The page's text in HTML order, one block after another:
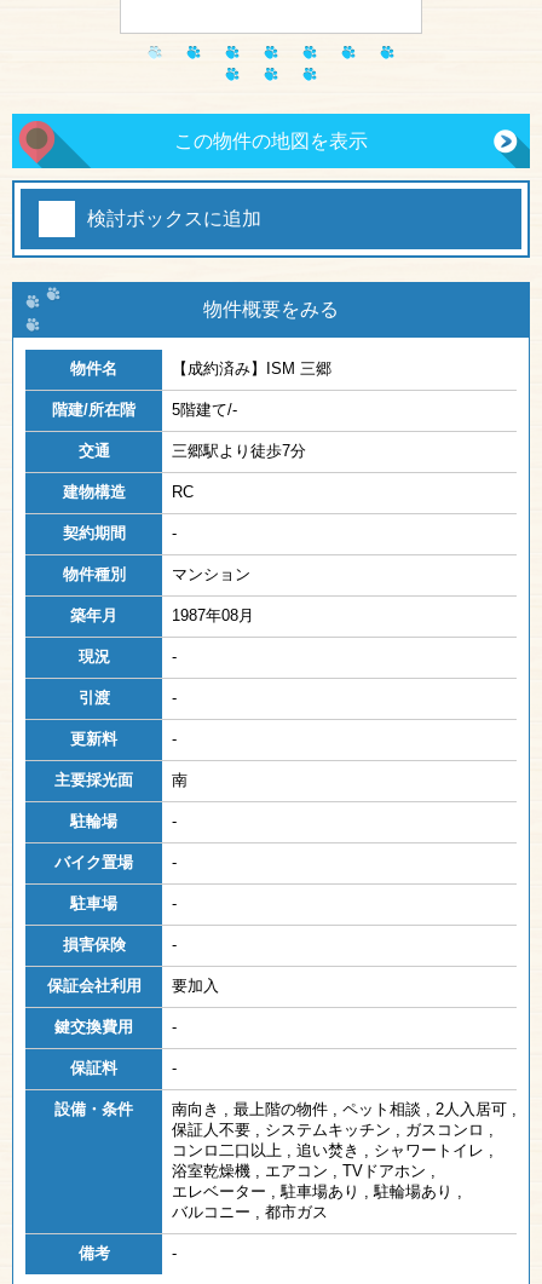
この物件の地図を表示
検討ボックスに追加
物件概要をみる
物件名 【成約済み】 ISM 三郷
階建/所在階 5階建て/-
交通 三郷駅より徒歩7分
建物構造 RC
契約期間 -
物件種別 マンション
築年月 1987年08月
現況 -
引渡 -
更新料 -
主要採光面 南
駐輪場 -
バイク置場 -
駐車場 -
損害保険 -
保証会社利用 要加入
鍵交換費用 -
保証料 -
設備・条件 南向き , 最上階の物件 , ペット相談 , 2人入居可 ,
保証人不要 , システムキッチン , ガスコンロ ,
コンロ二口以上 , 追い焚き , シャワートイレ ,
浴室乾燥機 , エアコン , TVドアホン ,
エレベーター ,駐車場あり ,駐輪場あり ,
バルコニー , 都市ガス
備考 -